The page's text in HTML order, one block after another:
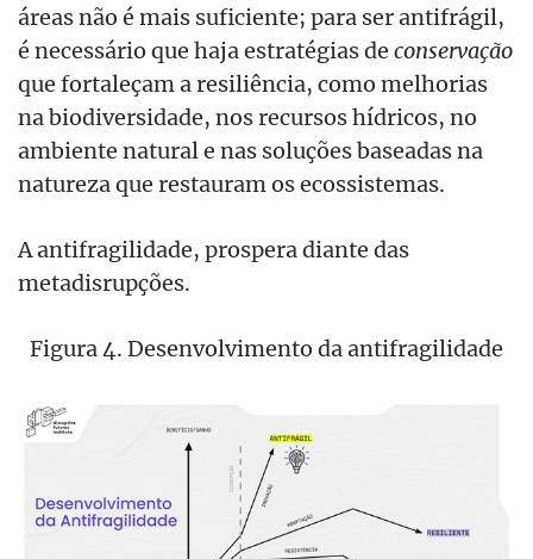
áreas não é mais suficiente; para ser antifrágil,
é necessário que haja estratégias de conservação
que fortaleçam a resiliência, como melhorias
na biodiversidade, nos recursos hídricos, no
ambiente natural e nas soluções baseadas na
natureza que restauram os ecossistemas.
A antifragilidade, prospera diante das
metadisrupções.
Figura 4. Desenvolvimento da antifragilidade